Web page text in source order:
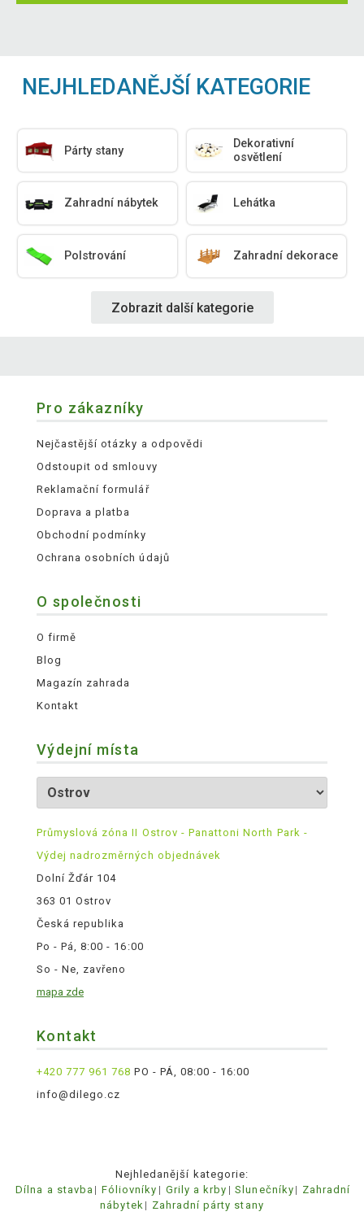
NEJHLEDANĚJŠÍ KATEGORIE
Párty stany
Dekorativní
osvětlení
Zahradní nábytek Lehátka
Polstrování Zahradní dekorace
Zobrazit další kategorie
Pro zákazníky
Nejčastější otázky a odpovědi
Odstoupit od smlouvy
Reklamační formulář
Doprava a platba
Obchodní podmínky
Ochrana osobních údajů
O společnosti
O firmě
Blog
Magazín zahrada
Kontakt
Výdejní místa
Průmyslová zóna II Ostrov - Panattoni North Park -
Výdej nadrozměrných objednávek
Dolní Žďár 104
363 01 Ostrov
Česká republika
Po - Pá, 8:00 - 16:00
So - Ne, zavřeno
mapa zde
Kontakt
+420 777 961 768 PO - PÁ, 08:00 - 16:00
info@dilego.cz
Nejhledanější kategorie:
Dílna a stavba
Fóliovníky Grily a krby Slunečníky
Zahradní
nábytek
Zahradní párty stany